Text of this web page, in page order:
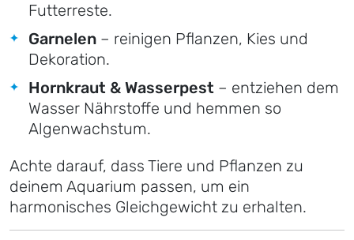
Futterreste.
Garnelen – reinigen Pflanzen, Kies und
Dekoration.
Hornkraut & Wasserpest – entziehen dem
Wasser Nährstoffe und hemmen so
Algenwachstum.
Achte darauf, dass Tiere und Pflanzen zu
deinem Aquarium passen, um ein
harmonisches Gleichgewicht zu erhalten.